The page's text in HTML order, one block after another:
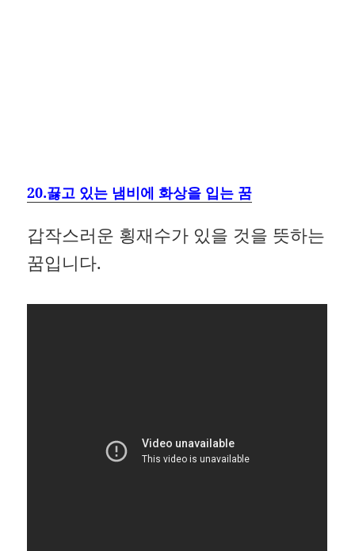
20.끓고 있는 냄비에 화상을 입는 꿈
갑작스러운 횡재수가 있을 것을 뜻하는
꿈입니다.